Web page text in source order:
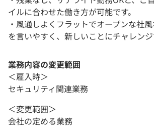
イルに合わせた働き方が可能です。
・風通しよくフラットでオープンな社
を言いやすく、新しいことにチャレン
業務内容の変更範囲
＜雇入時＞
セキュリティ関連業務
＜変更範囲＞
会社の定める業務